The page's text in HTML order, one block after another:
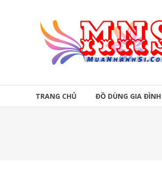
Mua
Nhanh
Nhanh
Sĩ
TRANG CHỦ ĐỒ DÙNG GIA ĐÌNH